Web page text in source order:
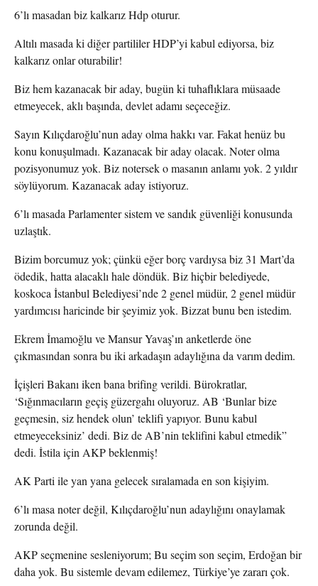
6’lı masadan biz kalkarız Hdp oturur.
Altılı masada ki diğer partililer HDP’yi kabul ediyorsa, biz
kalkarız onlar oturabilir!
Biz hem kazanacak bir aday, bugün ki tuhaflıklara müsaade
etmeyecek, aklı başında, devlet adamı seçeceğiz.
Sayın Kılıçdaroğlu’nun aday olma hakkı var. Fakat henüz bu
konu konuşulmadı. Kazanacak bir aday olacak. Noter olma
pozisyonumuz yok. Biz notersek o masanın anlamı yok. 2 yıldır
söylüyorum. Kazanacak aday istiyoruz.
6’lı masada Parlamenter sistem ve sandık güvenliği konusunda
uzlaştık.
Bizim borcumuz yok; çünkü eğer borç vardıysa biz 31 Mart’da
ödedik, hatta alacaklı hale döndük. Biz hiçbir belediyede,
koskoca İstanbul Belediyesi’nde 2 genel müdür, 2 genel müdür
yardımcısı haricinde bir şeyimiz yok. Bizzat bunu ben istedim.
Ekrem İmamoğlu ve Mansur Yavaş’ın anketlerde öne
çıkmasından sonra bu iki arkadaşın adaylığına da varım dedim.
İçişleri Bakanı iken bana brifing verildi. Bürokratlar,
‘Sığınmacıların geçiş güzergahı oluyoruz. AB ‘Bunlar bize
geçmesin, siz hendek olun’ teklifi yapıyor. Bunu kabul
etmeyeceksiniz’ dedi. Biz de AB’nin teklifini kabul etmedik”
dedi. İstila için AKP beklenmiş!
AK Parti ile yan yana gelecek sıralamada en son kişiyim.
6’lı masa noter değil, Kılıçdaroğlu’nun adaylığını onaylamak
zorunda değil.
AKP seçmenine sesleniyorum; Bu seçim son seçim, Erdoğan bir
daha yok. Bu sistemle devam edilemez, Türkiye’ye zararı çok.